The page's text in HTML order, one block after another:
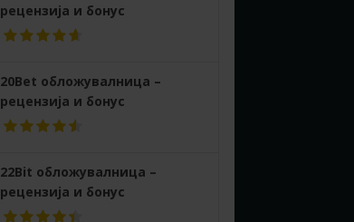
рецензија и бонус
20Bet обложувалница –
рецензија и бонус
22Bit обложувалница –
рецензија и бонус